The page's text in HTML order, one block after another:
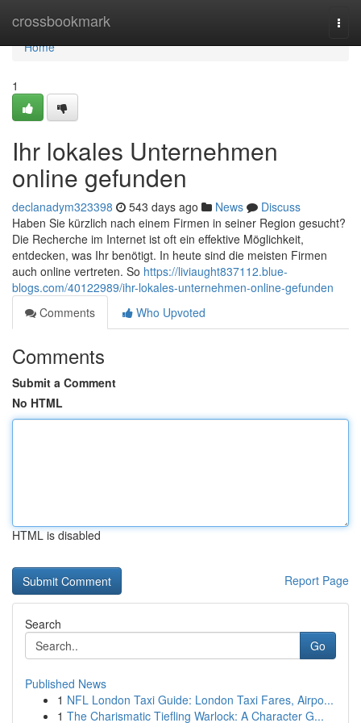
crossbookmark
Home
Home
1
Ihr lokales Unternehmen
online gefunden
declanadym323398 543 days ago News
Discuss
Haben Sie kürzlich nach einem Firmen in seiner Region gesucht?
Die Recherche im Internet ist oft ein effektive Möglichkeit,
entdecken, was Ihr benötigt. In heute sind die meisten Firmen
auch online vertreten. So https://liviaught837112.blue-
blogs.com/40122989/ihr-lokales-unternehmen-online-gefunden
Comments
Who Upvoted
Comments
Submit a Comment
No HTML
HTML is disabled
Report Page
Search
Go
Published News
1 NFL London Taxi Guide: London Taxi Fares, Airpo...
1 The Charismatic Tiefling Warlock: A Character G...